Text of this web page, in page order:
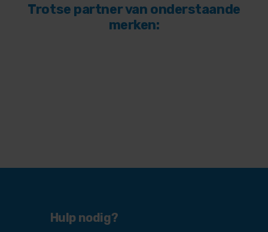
Trotse partner van onderstaande
merken:
Hulp nodig?